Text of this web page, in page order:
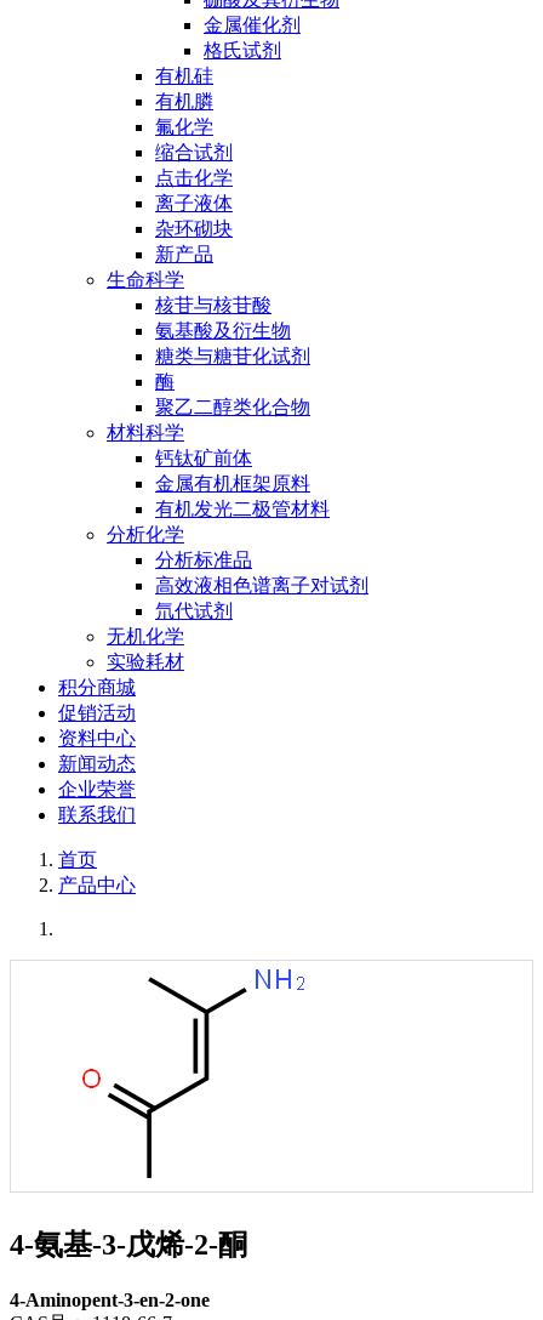
金属催化剂
格氏试剂
有机硅
有机膦
氟化学
缩合试剂
点击化学
离子液体
杂环砌块
新产品
生命科学
核苷与核苷酸
氨基酸及衍生物
糖类与糖苷化试剂
酶
聚乙二醇类化合物
材料科学
钙钛矿前体
金属有机框架原料
有机发光二极管材料
分析化学
分析标准品
高效液相色谱离子对试剂
氘代试剂
无机化学
实验耗材
积分商城
促销活动
资料中心
新闻动态
企业荣誉
联系我们
首页
产品中心
4-氨基-3-戊烯-2-酮
4-Aminopent-3-en-2-one